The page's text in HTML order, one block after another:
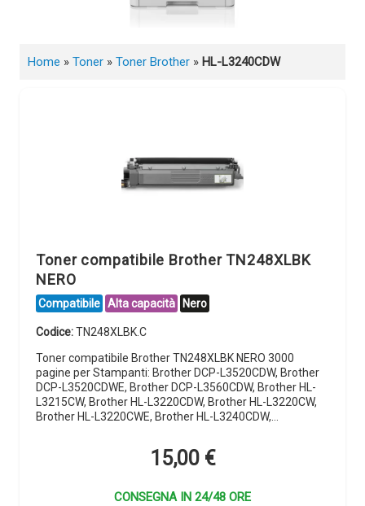
Home » Toner » Toner Brother » HL-L3240CDW
Toner compatibile Brother TN248XLBK
NERO
Compatibile Alta capacità Nero
Codice:TN248XLBK.C
Toner compatibile Brother TN248XLBK NERO 3000
pagine per Stampanti: Brother DCP-L3520CDW, Brother
DCP-L3520CDWE, Brother DCP-L3560CDW, Brother HL-
L3215CW, Brother HL-L3220CDW, Brother HL-L3220CW,
Brother HL-L3220CWE, Brother HL-L3240CDW,…
15,00 €
CONSEGNA IN 24/48 ORE